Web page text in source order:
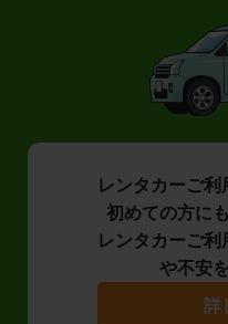
レンタカーご利
初めての方に
レンタカーご
や不安
詳